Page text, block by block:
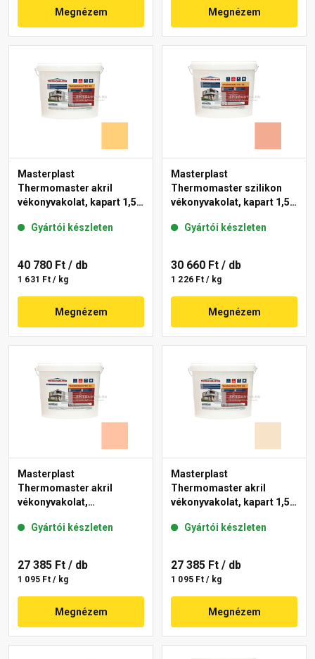
Megnézem Megnézem
Masterplast
Thermomaster akril
vékonyvakolat, kapart 1,5
Gyártói készleten
40 780 Ft / db
1 631 Ft / kg
Megnézem
Masterplast
Thermomaster szilikon
vékonyvakolat, kapart 1,5
Gyártói készleten
30 660 Ft / db
1 226 Ft / kg
Megnézem
Masterplast
Thermomaster akril
vékonyvakolat,
15-D 25 kg
Gyártói készleten
27 385 Ft / db
1 095 Ft / kg
Megnézem
Masterplast
Thermomaster akril
vékonyvakolat, kapart 1,5
Gyártói készleten
27 385 Ft / db
1 095 Ft / kg
Megnézem